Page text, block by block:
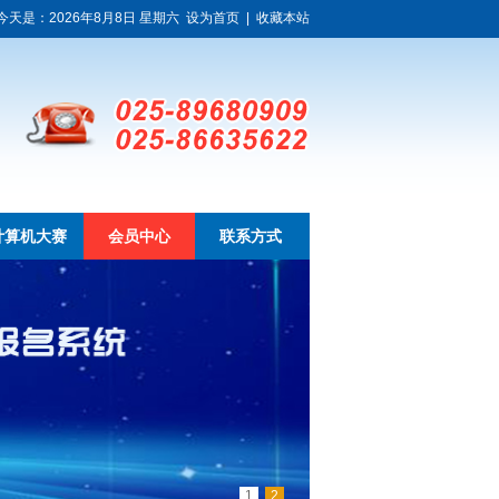
天是：2026年8月8日 星期六 设为首页| 收藏本站
算机大赛 会员中心 联系方式
1 2